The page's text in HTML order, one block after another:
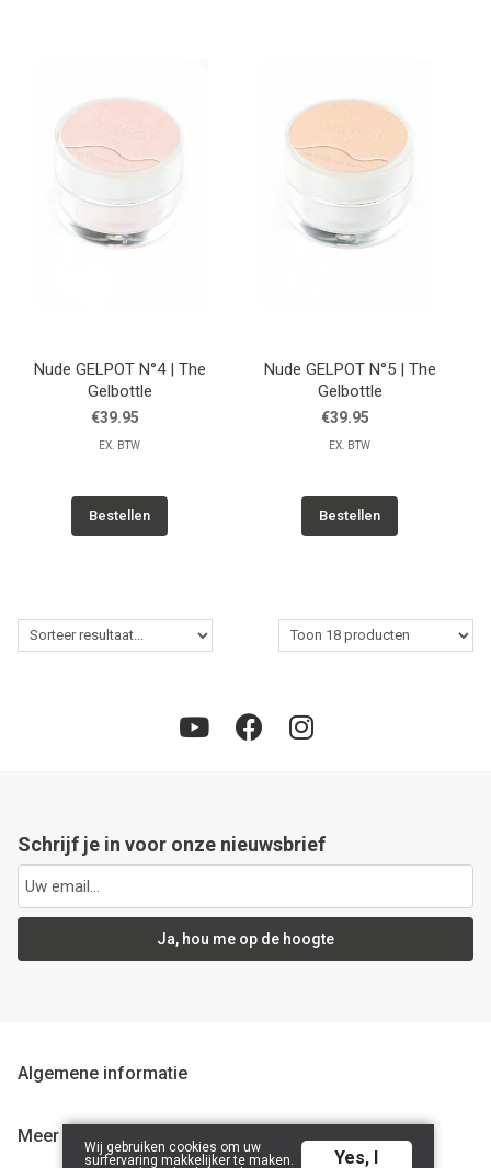
Nude GELPOT N°4 | The
Gelbottle
€39.95
EX. BTW
Bestellen
Nude GELPOT N°5 | The
Gelbottle
€39.95
EX. BTW
Bestellen
Schrijf je in voor onze nieuwsbrief
Ja, hou me op de hoogte
Algemene informatie
Meer info
Wij gebruiken cookies om uw
surfervaring makkelijker te maken.
Yes, I